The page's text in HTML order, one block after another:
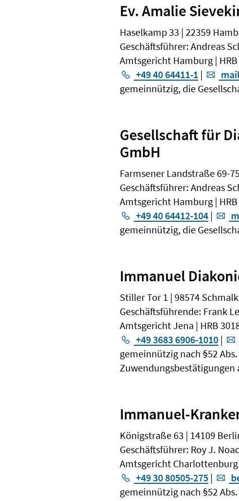
Ev. Amalie
Haselkamp 33 | 22359
Geschäftsführer: Andreas
Amtsgericht Hamburg | HRB
+49 40 64411-1 |
gemeinnützig, die
Gesellschaft für
GmbH
Farmsener Landstraße 69-
Geschäftsführer: Andreas
Amtsgericht Hamburg | HRB
+49 40 64412-104 |
gemeinnützig, die
Immanuel
Stiller Tor 1 | 98574
Geschäftsführende: Frank
Amtsgericht Jena | HRB
+49 3683 6906-1010 |
gemeinnützig nach §52
Zuwendungsbestätigungen
Immanuel-
Königstraße 63 | 14109
Geschäftsführer: Roy J.
Amtsgericht Charlottenburg
+49 30 80505-275 |
gemeinnützig nach §52